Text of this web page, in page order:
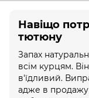
Навіщо
тютюну
Запах
всім курцям.
в'їдливий.
адже в продажу